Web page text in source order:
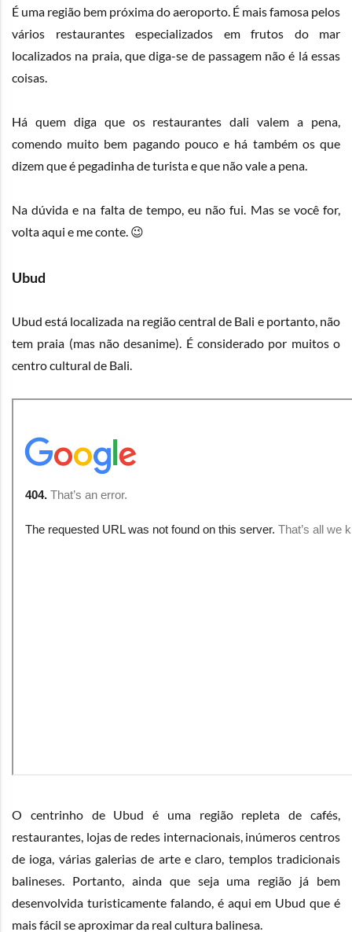
É uma região bem próxima do aeroporto. É mais famosa pelos
vários restaurantes especializados em frutos do mar
localizados na praia, que diga-se de passagem não é lá essas
coisas.
Há quem diga que os restaurantes dali valem a pena,
comendo muito bem pagando pouco e há também os que
dizem que é pegadinha de turista e que não vale a pena.
Na dúvida e na falta de tempo, eu não fui. Mas se você for,
volta aqui e me conte. 😉
Ubud
Ubud está localizada na região central de Bali e portanto, não
tem praia (mas não desanime). É considerado por muitos o
centro cultural de Bali.
O centrinho de Ubud é uma região repleta de cafés,
restaurantes, lojas de redes internacionais, inúmeros centros
de ioga, várias galerias de arte e claro, templos tradicionais
balineses. Portanto, ainda que seja uma região já bem
desenvolvida turisticamente falando, é aqui em Ubud que é
mais fácil se aproximar da real cultura balinesa.